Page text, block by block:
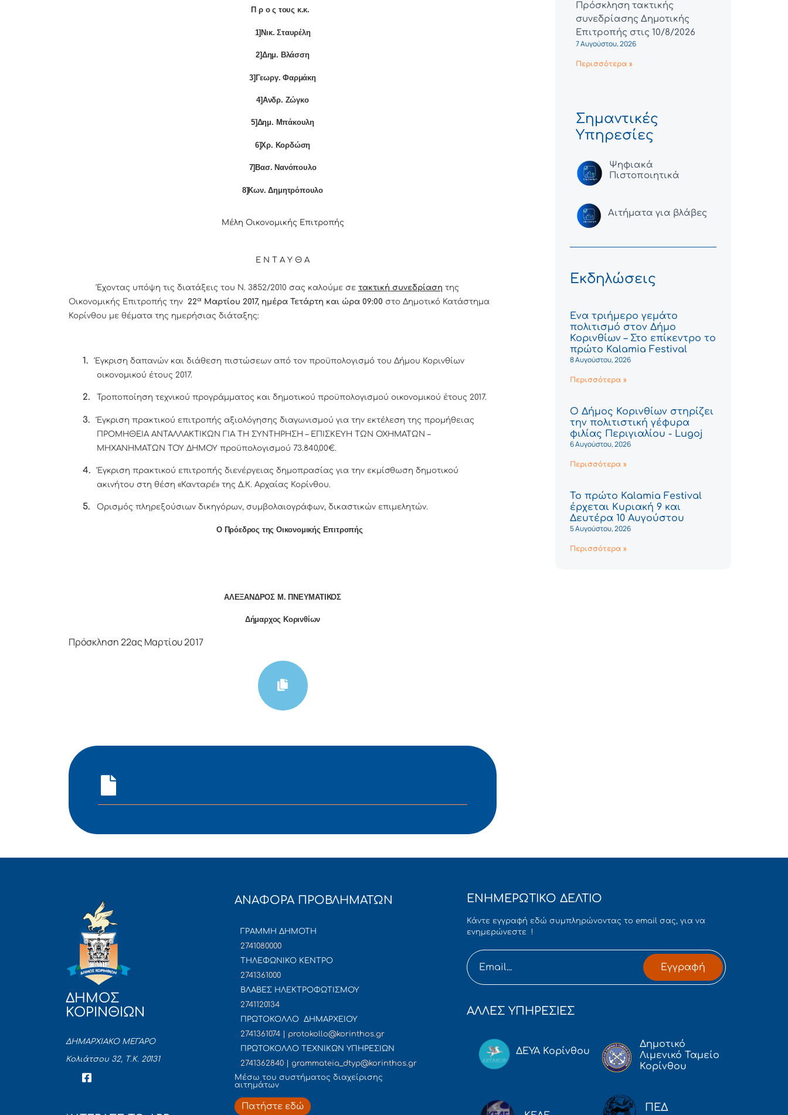
Π ρ ο ς τους κ.κ.
1]Νικ. Σταυρέλη
2]Δημ. Βλάσση
3]Γεωργ. Φαρμάκη
4]Ανδρ. Ζώγκο
5]Δημ. Μπάκουλη
6]Χρ. Κορδώση
7]Βασ. Νανόπουλο
8]Κων. Δημητρόπουλο
Μέλη Οικονομικής Επιτροπής
Ε Ν Τ Α Υ Θ Α
Έχοντας υπόψη τις διατάξεις του Ν. 3852/2010 σας καλούμε σε τακτική συνεδρίαση της
Οικονομικής Επιτροπής την 22α Μαρτίου 2017, ημέρα Τετάρτη και ώρα 09:00 στο Δημοτικό Κατάστημα
Κορίνθου με θέματα της ημερήσιας διάταξης:
1.
Έγκριση δαπανών και διάθεση πιστώσεων από τον προϋπολογισμό του Δήμου Κορινθίων
οικονομικού έτους 2017.
2. Τροποποίηση τεχνικού προγράμματος και δημοτικού προϋπολογισμού οικονομικού έτους 2017.
3.
Έγκριση πρακτικού επιτροπής αξιολόγησης διαγωνισμού για την εκτέλεση της προμήθειας
ΠΡΟΜΗΘΕΙΑ ΑΝΤΑΛΛΑΚΤΙΚΩΝ ΓΙΑ ΤΗ ΣΥΝΤΗΡΗΣΗ – ΕΠΙΣΚΕΥΗ ΤΩΝ ΟΧΗΜΑΤΩΝ –
ΜΗΧΑΝΗΜΑΤΩΝ ΤΟΥ ΔΗΜΟΥ προϋπολογισμού 73.840,00€.
4.
Έγκριση πρακτικού επιτροπής διενέργειας δημοπρασίας για την εκμίσθωση δημοτικού
ακινήτου στη θέση «Κανταρέ» της Δ.Κ. Αρχαίας Κορίνθου.
5. Ορισμός πληρεξούσιων δικηγόρων, συμβολαιογράφων, δικαστικών επιμελητών.
Ο Πρόεδρος της Οικονομικής Επιτροπής
ΑΛΕΞΑΝΔΡΟΣ Μ. ΠΝΕΥΜΑΤΙΚΟΣ
Δήμαρχος Κορινθίων
Πρόσκληση 22ας Μαρτίου 2017
Πρόσκληση τακτικής
συνεδρίασης Δημοτικής
Επιτροπής στις 10/8/2026
7 Αυγούστου, 2026
Περισσότερα »
Σημαντικές
Υπηρεσίες
Ψηφιακά
Πιστοποιητικά
Αιτήματα για βλάβες
Εκδηλώσεις
Ένα τριήμερο γεμάτο
πολιτισμό στον Δήμο
Κορινθίων – Στο επίκεντρο το
πρώτο Kalamia Festival
8 Αυγούστου, 2026
Περισσότερα »
Ο Δήμος Κορινθίων στηρίζει
την πολιτιστική γέφυρα
φιλίας Περιγιαλίου - Lugoj
6 Αυγούστου, 2026
Περισσότερα »
Το πρώτο Kalamia Festival
έρχεται Κυριακή 9 και
Δευτέρα 10 Αυγούστου
5 Αυγούστου, 2026
Περισσότερα »
ΔΗΜΟΣ
ΚΟΡΙΝΘΙΩΝ
ΔΗΜΑΡΧΙΑΚΟ ΜΕΓΑΡΟ
Κολιάτσου 32, Τ.Κ. 20131
ΑΝΑΦΟΡΑ ΠΡΟΒΛΗΜΑΤΩΝ
ΓΡΑΜΜΗ ΔΗΜΟΤΗ
2741080000
ΤΗΛΕΦΩΝΙΚΟ ΚΕΝΤΡΟ
2741361000
ΒΛΑΒΕΣ ΗΛΕΚΤΡΟΦΩΤΙΣΜΟΥ
2741120134
ΠΡΩΤΟΚΟΛΛΟ ΔΗΜΑΡΧΕΙΟΥ
2741361074 | protokollo@korinthos.gr
ΠΡΩΤΟΚΟΛΛΟ ΤΕΧΝΙΚΩΝ ΥΠΗΡΕΣΙΩΝ
2741362840 | grammateia_dtyp@korinthos.gr
Mέσω του συστήματος διαχείρισης
αιτημάτων
Πατήστε εδώ
ΕΝΗΜΕΡΩΤΙΚΟ ΔΕΛΤΙΟ
Κάντε εγγραφή εδώ συμπληρώνοντας το email σας, για να
ενημερώνεστε !
Εγγραφή
ΑΛΛΕΣ ΥΠΗΡΕΣΙΕΣ
ΔΕΥΑ Κορίνθου
Δημοτικό
Λιμενικό Ταμείο
Κορίνθου
ΠΕΔ